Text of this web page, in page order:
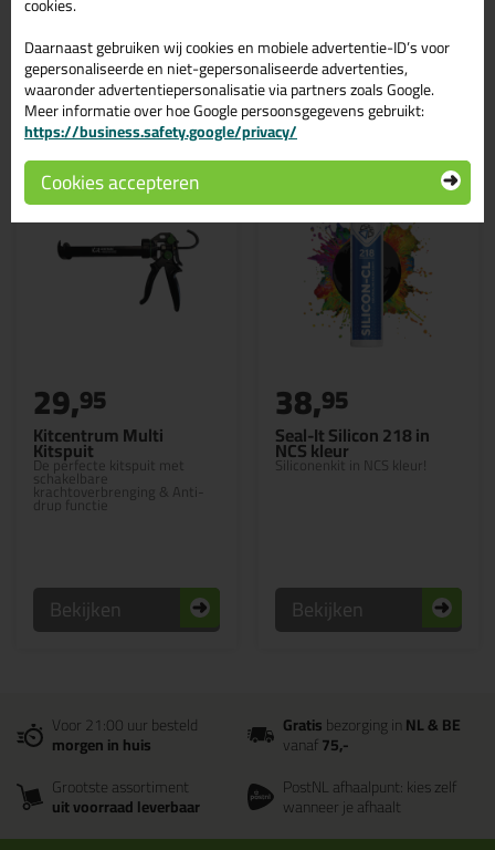
Gerelateerde producten
Kitcentrum Multi
Kitspuit
De perfecte kitspuit met
schakelbare
krachtoverbrenging & Anti-
drup functie
29,95
Bekijken
Seal-It Silicon 218 in
NCS kleur
Siliconenkit in NCS kleur!
38,95
Bekijken
Voor 21:00 uur besteld
morgen in huis
Gratisbezorging inNL & BE
vanaf75,-
Grootste assortiment
uit voorraad leverbaar
PostNL afhaalpunt: kies zelf
wanneer je afhaalt
Daarnaast gebruiken wij cookies en mobiele advertentie-ID’s voor
gepersonaliseerde en niet-gepersonaliseerde advertenties,
waaronder advertentiepersonalisatie via partners zoals Google.
Meer informatie over hoe Google persoonsgegevens gebruikt:
https://business.safety.google/privacy/
Cookies accepteren